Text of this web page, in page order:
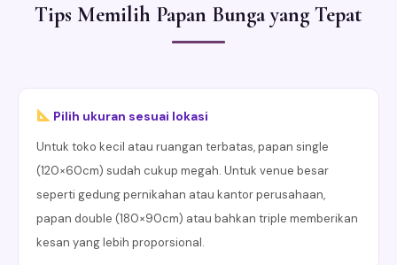
Tips Memilih Papan Bunga yang Tepat
Pilih ukuran sesuai lokasi
Untuk toko kecil atau ruangan terbatas, papan single
(120×60cm) sudah cukup megah. Untuk venue besar
seperti gedung pernikahan atau kantor perusahaan,
papan double (180×90cm) atau bahkan triple memberikan
kesan yang lebih proporsional.